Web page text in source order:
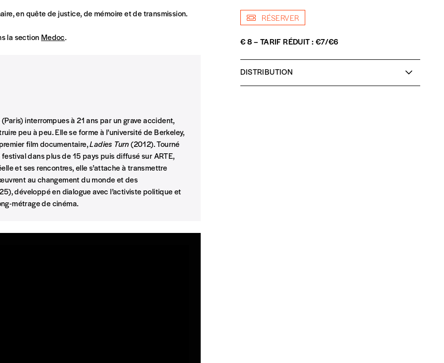
INSCRIPTION
*champs obligatoires
*Prix indicatif, frais de port inclus
en quête de justice, de mémoire et de transmission.
la sectionMedoc.
interrompues à 21 ans par un grave accident,
peu à peu. Elle se forme à l’université de Berkeley,
film documentaire,Ladies Turn(2012). Tourné
dans plus de 15 pays puis diffusé sur ARTE,
et ses rencontres, elle s’attache à transmettre
au changement du monde et des
développé en dialogue avec l’activiste politique et
métrage de cinéma.
RÉSERVER
€ 8 – TARIF RÉDUIT : €7/€6
DISTRIBUTION
Réalisation et scénario :Hélène Harder